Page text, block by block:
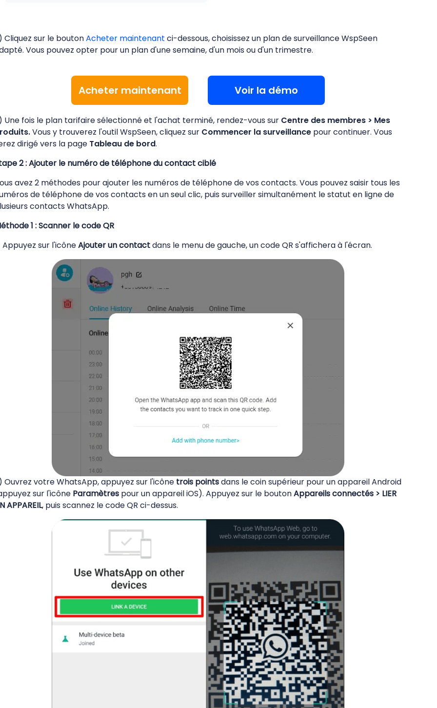
Cliquez sur le boutonAcheter maintenant ci-dessous, choisissez un plan de surveillance WspSeen
Vous pouvez opter pour un plan d'une semaine, d'un mois ou d'un trimestre.
Acheter maintenant Voir la démo
Une fois le plan tarifaire sélectionné et l'achat terminé, rendez-vous sur Centre des membres > Mes
.Vous y trouverez l'outil WspSeen, cliquez sur Commencer la surveillance pour continuer. Vous
dirigé vers la page Tableau de bord.
2 : Ajouter le numéro de téléphone du contact ciblé
avez 2 méthodes pour ajouter les numéros de téléphone de vos contacts. Vous pouvez saisir tous les
de téléphone de vos contacts en un seul clic, puis surveiller simultanément le statut en ligne de
contacts WhatsApp.
1 : Scanner le code QR
Appuyez sur l'icôneAjouter un contactdans le menu de gauche, un code QR s'affichera à l'écran.
Ouvrez votre WhatsApp, appuyez sur l'icône trois pointsdans le coin supérieur pour un appareil Android
sur l'icône Paramètres pour un appareil iOS). Appuyez sur le boutonAppareils connectés > LIER
APPAREIL, puis scannez le code QR ci-dessus.